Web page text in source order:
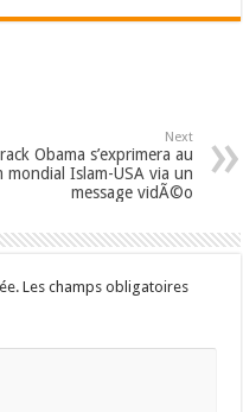
Next
Obama s’exprimera au
mondial Islam-USA via un
message vidÃ©o
Les champs obligatoires